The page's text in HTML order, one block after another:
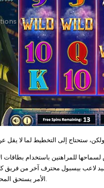
(FAQ)
لاعب بيسبول محترف آخر من فريق
الأمر يستحق المحاولة، دع هذا الموضوع المثير يتدفق ليكشف عن انتصارات نارية مثيرة.